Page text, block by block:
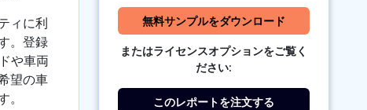
ィに利
。登録
や車両
望の車
無料サンプルをダウンロード
またはライセンスオプションをご覧く
ださい:
このレポートを注文する